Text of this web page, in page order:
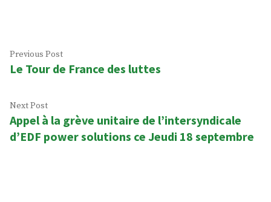
Previous Post
Le Tour de France des luttes
Next Post
Appel à la grève unitaire de l’intersyndicale
d’EDF power solutions ce Jeudi 18 septembre